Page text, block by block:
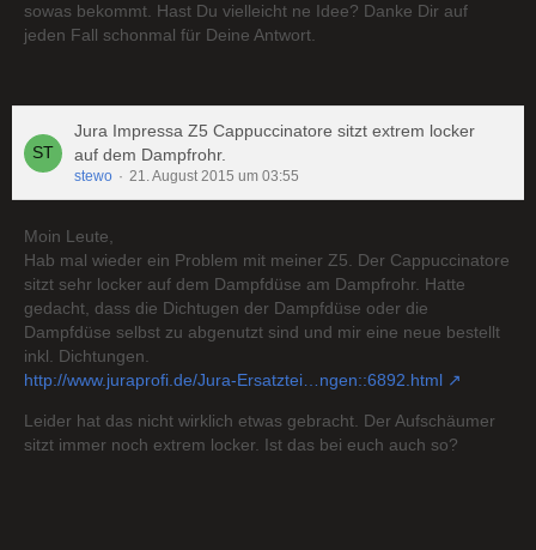
sowas bekommt. Hast Du vielleicht ne Idee? Danke Dir auf
jeden Fall schonmal für Deine Antwort.
Jura Impressa Z5 Cappuccinatore sitzt extrem locker
auf dem Dampfrohr.
stewo 21. August 2015 um 03:55
Moin Leute,
Hab mal wieder ein Problem mit meiner Z5. Der Cappuccinatore
sitzt sehr locker auf dem Dampfdüse am Dampfrohr. Hatte
gedacht, dass die Dichtugen der Dampfdüse oder die
Dampfdüse selbst zu abgenutzt sind und mir eine neue bestellt
inkl. Dichtungen.
http://www.juraprofi.de/Jura-Ersatztei…ngen::6892.html
Leider hat das nicht wirklich etwas gebracht. Der Aufschäumer
sitzt immer noch extrem locker. Ist das bei euch auch so?